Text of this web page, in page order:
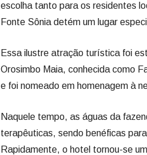
escolha tanto para os residentes
Fonte Sônia detém um lugar
Essa ilustre atração turística foi
Orosimbo Maia, conhecida como
e foi nomeado em homenagem à
Naquele tempo, as águas da
terapêuticas, sendo benéficas
Rapidamente, o hotel tornou-se